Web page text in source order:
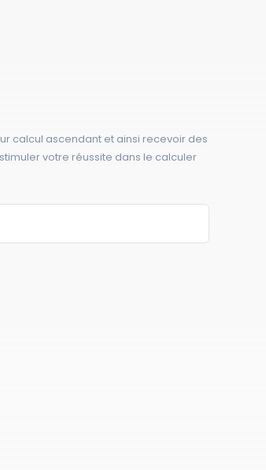
calcul ascendant et ainsi recevoir des
votre réussite dans le calculer